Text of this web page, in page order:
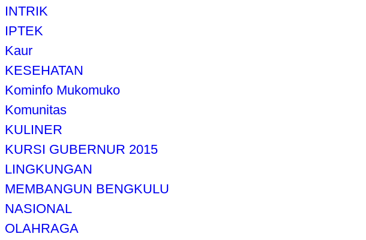
INTRIK
IPTEK
Kaur
KESEHATAN
Kominfo Mukomuko
Komunitas
KULINER
KURSI GUBERNUR 2015
LINGKUNGAN
MEMBANGUN BENGKULU
NASIONAL
OLAHRAGA